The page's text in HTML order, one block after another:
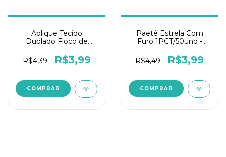
Aplique Tecido
Dublado Floco de
1PCT/50und-Azul
R$4,39 R$3,99
Paetê Estrela Com
Furo 1PCT/50und -
R$4,49
R$3,99